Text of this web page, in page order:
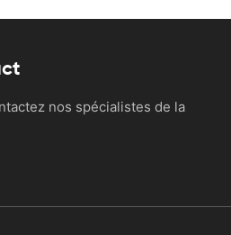
nos spécialistes de la